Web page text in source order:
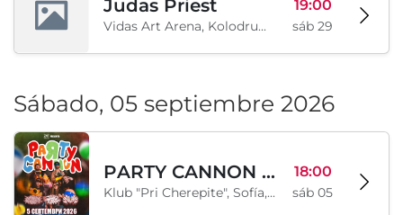
Judas Priest
Vidas Art Arena, Kolodrum, Borisova gradina, Sofía, BG
19:00
sáb 29
Sábado, 05 septiembre 2026
PARTY CANNON live in Sofia
Klub "Pri Cherepite", Sofía, BG
18:00
sáb 05